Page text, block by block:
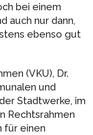
bei einem
auch nur dann,
ebenso gut
(VKU), Dr.
und
Stadtwerke, im
Rechtsrahmen
für einen